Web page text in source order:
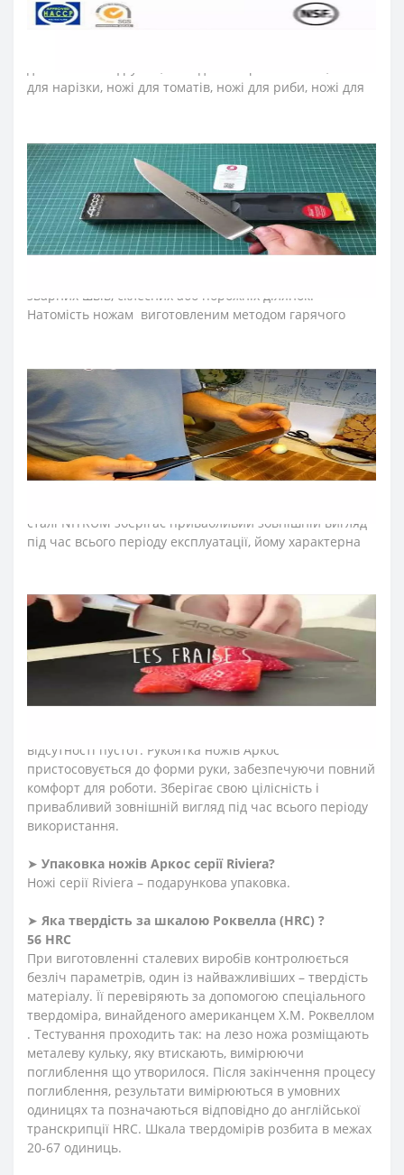
До колекції увійшли ножі м’ясника, ножі для обробки
м’яса, ніж обвалювальний, ніж філейний, а також шеф-
для нарізки, ножі для томатів, ножі для риби, ножі для
➤Тип ножів АркосRiviera?
Ножі Arcos серії Riviera виготовили методом гарячого
кування з екологічно чистої нержавіючої сталі NITRUM.
Вуглецеву сталь спочатку нагрівають, а потім кують,
надаючи форму професійному ножу. Кухонні ножі
згодом охолоджують азотом, термічно обробляють,
шліфують і полірують. На кінцевому етапі вставляють
зварних швів, склеєних або порожніх ділянок.
Натомість ножам виготовленим методом гарячого
➤Матеріал клинка (леза) ножів АркосRiviera?
Лезо ножів Аркос виготовляють із запатентованої сталі
NITRUM, поєднуючи інноваційні матеріали для клинка
кухонного ножа. Неперевершену гостроту леза
створюють за технологією «шовковий край». Саме
вона дозволила досягти в кінцевому рахунку ідеальної
сталі NITRUM зберігає привабливий зовнішній вигляд
під час всього періоду експлуатації, йому характерна
Матеріал рукоятки(ручки) ножів Аркос серії
Рукоятку ножів виготовляють з пластичного
поліоксиметилену та прикріплюють до хвостовика
нержавіючими заклепками. Матеріал стійкий до
ударів, кислот, хлору, миючих засобів, грибків та
відсутності пустот. Рукоятка ножів Аркос
пристосовується до форми руки, забезпечуючи повний
комфорт для роботи. Зберігає свою цілісність і
привабливий зовнішній вигляд під час всього періоду
використання.
➤ Упаковка ножів Аркос серіїRiviera?
Ножі серії Riviera – подарункова упаковка.
➤ Яка твердість за шкалою Роквелла (HRC) ?
56 HRC
При виготовленні сталевих виробів контролюється
безліч параметрів, один із найважливіших – твердість
матеріалу. Її перевіряють за допомогою спеціального
твердоміра, винайденого американцем Х.М. Роквеллом
. Тестування проходить так: на лезо ножа розміщають
металеву кульку, яку втискають, вимірюючи
поглиблення що утворилося. Після закінчення процесу
поглиблення, результати вимірюються в умовних
одиницях та позначаються відповідно до англійської
транскрипції HRC. Шкала твердомірів розбита в межах
20-67 одиниць.